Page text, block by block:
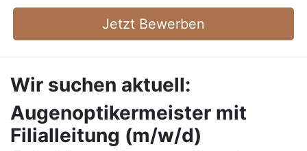
Jetzt Bewerben
Wir suchen aktuell:
Augenoptikermeister mit
Filialleitung (m/w/d)